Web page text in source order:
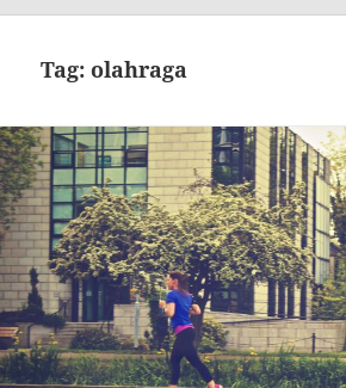
Tag:olahraga